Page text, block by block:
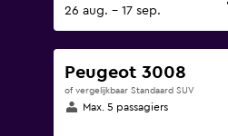
26 aug. - 17 sep.
Peugeot 3008
of vergelijkbaar Standaard SUV
Max. 5 passagiers